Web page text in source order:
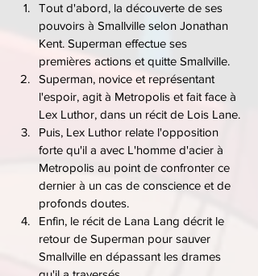
Tout d'abord, la découverte de ses
pouvoirs à Smallville selon Jonathan
Kent. Superman effectue ses
premières actions et quitte Smallville.
Superman, novice et représentant
l'espoir, agit à Metropolis et fait face à
Lex Luthor, dans un récit de Lois Lane.
Puis, Lex Luthor relate l'opposition
forte qu'il a avec L'homme d'acier à
Metropolis au point de confronter ce
dernier à un cas de conscience et de
profonds doutes.
Enfin, le récit de Lana Lang décrit le
retour de Superman pour sauver
Smallville en dépassant les drames